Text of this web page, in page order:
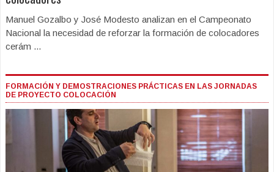
Manuel Gozalbo y José Modesto analizan en el Campeonato
Nacional la necesidad de reforzar la formación de colocadores
cerám ...
FORMACIÓN Y DEMOSTRACIONES PRÁCTICAS EN LAS JORNADAS
DE PROYECTO COLOCACIÓN